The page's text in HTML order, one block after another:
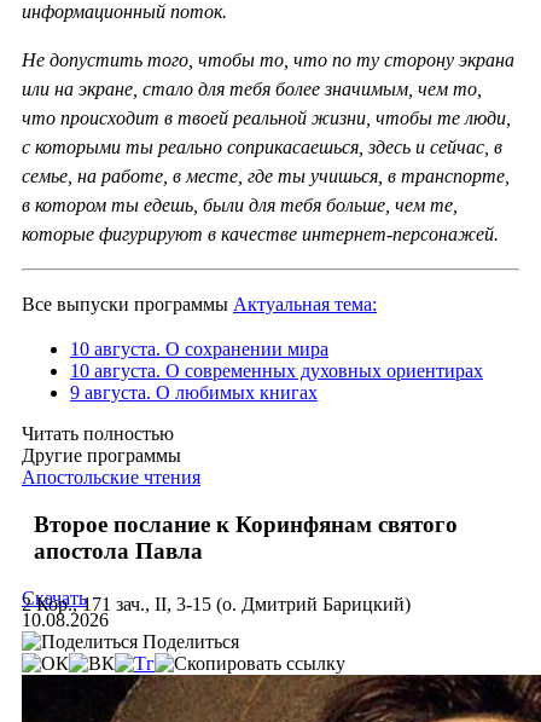
информационный поток.
Не допустить того, чтобы то, что по ту сторону экрана
или на экране, стало для тебя более значимым, чем то,
что происходит в твоей реальной жизни, чтобы те люди,
с которыми ты реально соприкасаешься, здесь и сейчас, в
семье, на работе, в месте, где ты учишься, в транспорте,
в котором ты едешь, были для тебя больше, чем те,
которые фигурируют в качестве интернет-персонажей.
Все выпуски программы Актуальная тема:
10 августа. О сохранении мира
10 августа. О современных духовных ориентирах
9 августа. О любимых книгах
Читать полностью
Другие программы
Апостольские чтения
Второе послание к Коринфянам святого
апостола Павла
2 Кор., 171 зач., II, 3-15 (о. Дмитрий Барицкий)
Скачать
10.08.2026
Поделиться